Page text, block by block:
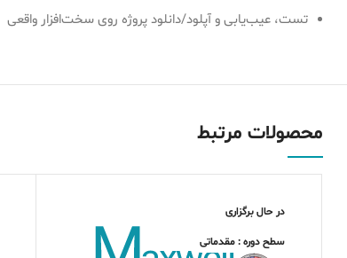
تست، عیب‌یابی و آپلود/دانلود پروژه روی سخت‌افزار واقعی
محصولات مرتبط
در حال برگزاری
سطح دوره : مقدماتی